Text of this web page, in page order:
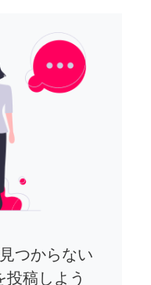
つからない
稿しよう